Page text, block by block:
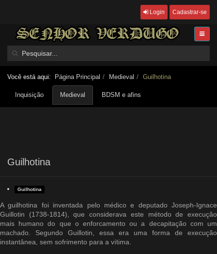
Login Cadastrar-se
Você está aqui: Página Principal Medieval Guilhotina
Inquisição Medieval BDSM e afins
Guilhotina
Guilhotina
A guilhotina foi inventada pelo médico e deputado Joseph-Ignace
Guillotin (1738-1814), que considerava este método de execução
mais humano do que o enforcamento ou a decapitação com um
machado. Segundo Guillotin, essa era uma forma de execução
instantânea, sem sofrimento para a vítima.